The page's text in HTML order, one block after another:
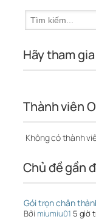
Hãy tham
Thành viên
Không có thành
Chủ đề gần
Gói trọn chân
Bởi miumiu01 5 giờ